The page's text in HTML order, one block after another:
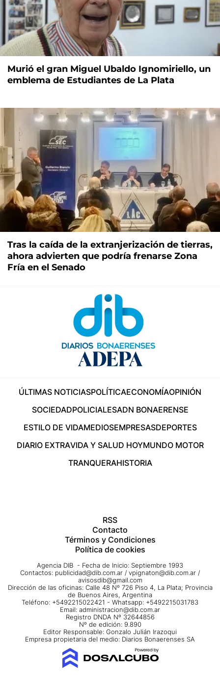
Murió el gran Miguel Ubaldo Ignomiriello, un
emblema de Estudiantes de La Plata
Tras la caída de la extranjerización de tierras,
ahora advierten que podría frenarse Zona
Fría en el Senado
ÚLTIMAS NOTICIASPOLÍTICAECONOMÍAOPINIÓN
SOCIEDADPOLICIALESADN BONAERENSE
ESTILO DE VIDAMEDIOSEMPRESASDEPORTES
DIARIO EXTRAVIDA Y SALUD HOYMUNDO MOTOR
TRANQUERAHISTORIA
RSS
Contacto
Términos y Condiciones
Política de cookies
Agencia DIB - Fecha de Inicio: Septiembre 1993
Contactos: publicidad@dib.com.ar / vpignaton@dib.com.ar /
avisosdib@gmail.com
Dirección de las oficinas: Calle 48 Nº 726 Piso 4, La Plata; Provincia
de Buenos Aires, Argentina
Teléfono: +5492215022421 - Whatsapp: +5492215031783
Email: administracion@dib.com.ar
Registro DNDA Nº 32644856
Nº de edición: 9.890
Editor Responsable: Gonzalo Julián Irazoqui
Empresa propietaria del medio: Diarios Bonaerenses SA